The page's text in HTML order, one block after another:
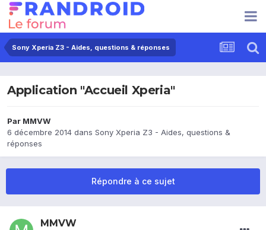
Sony Xperia Z3 - Aides, questions & réponses
Application "Accueil Xperia"
Par MMVW
6 décembre 2014 dans Sony Xperia Z3 - Aides, questions &
réponses
Répondre à ce sujet
MMVW